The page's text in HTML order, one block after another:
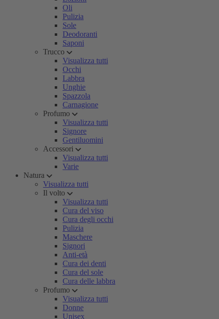
Oli
Pulizia
Sole
Deodoranti
Saponi
Trucco
Visualizza tutti
Occhi
Labbra
Unghie
Spazzola
Carnagione
Profumo
Visualizza tutti
Signore
Gentiluomini
Accessori
Visualizza tutti
Varie
Natura
Visualizza tutti
Il volto
Visualizza tutti
Cura del viso
Cura degli occhi
Pulizia
Maschere
Signori
Anti-età
Cura dei denti
Cura del sole
Cura delle labbra
Profumo
Visualizza tutti
Donne
Unisex